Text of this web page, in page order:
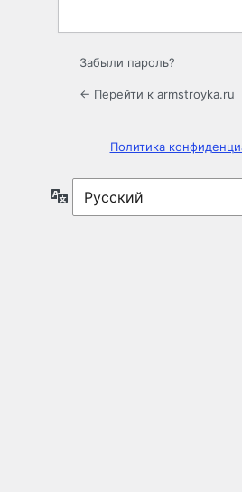
Забыли пароль?
← Перейти к armstroyka.ru
Политика
Язык